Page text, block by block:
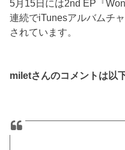
5月15日には2nd EP『
連続でiTunesアルバムチ
されています。
miletさんのコメントは以